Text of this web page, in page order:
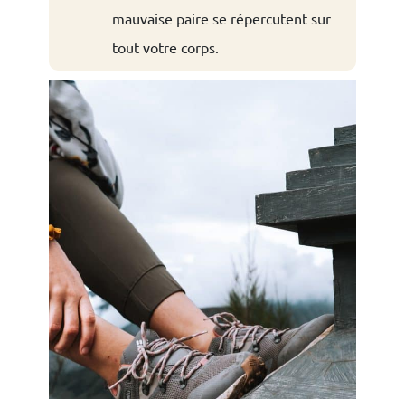
mauvaise paire se répercutent sur
tout votre corps.